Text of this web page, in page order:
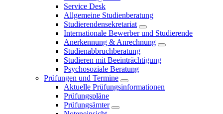
Service Desk
Allgemeine Studienberatung
Studierendensekretariat
Internationale Bewerber und Studierende
Anerkennung & Anrechnung
Studienabbruchberatung
Studieren mit Beeinträchtigung
Psychosoziale Beratung
Prüfungen und Termine
Aktuelle Prüfungsinformationen
Prüfungspläne
Prüfungsämter